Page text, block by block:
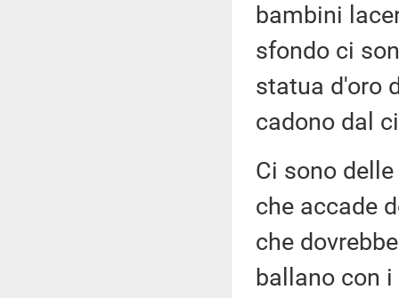
bambini
sfondo ci
statua d'oro
cadono dal
Ci sono
che accade
che
ballano con